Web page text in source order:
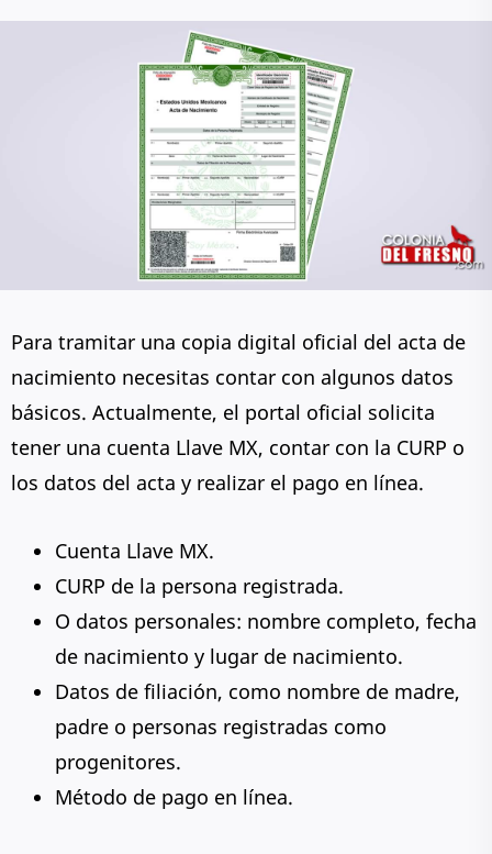
Para tramitar una copia digital oficial del acta de
nacimiento necesitas contar con algunos datos
básicos. Actualmente, el portal oficial solicita
tener una cuenta Llave MX, contar con la CURP o
los datos del acta y realizar el pago en línea.
Cuenta Llave MX.
CURP de la persona registrada.
O datos personales: nombre completo, fecha
de nacimiento y lugar de nacimiento.
Datos de filiación, como nombre de madre,
padre o personas registradas como
progenitores.
Método de pago en línea.